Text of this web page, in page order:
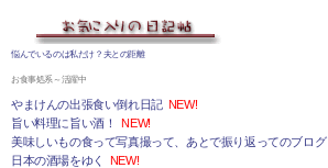
悩んでいるのは私だけ？夫との距離
お食事処系～活躍中
やまけんの出張食い倒れ日記 NEW!
旨い料理に旨い酒！
NEW!
美味しいもの食って写真撮って、あとで振り返ってのブログ
日本の酒場をゆく
NEW!